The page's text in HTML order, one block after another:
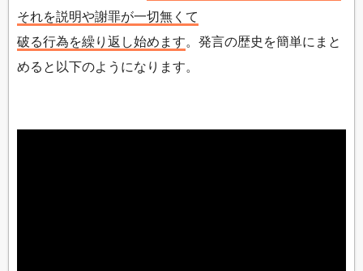
それを説明や謝罪が一切無くて
破る行為を繰り返し始めます。発言の歴史を簡単にまと
めると以下のようになります。